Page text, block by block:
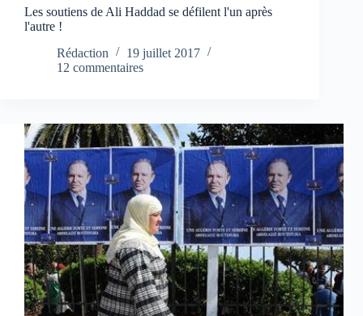
Les soutiens de Ali Haddad se défilent l'un après
l'autre !
Rédaction
19 juillet 2017
12 commentaires